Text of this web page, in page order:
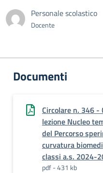
Personale scolastico
Docente
Documenti
Circolare n. 346 -
lezione Nucleo
del Percorso
curvatura
classi a.s. 2024-
pdf - 431 kb